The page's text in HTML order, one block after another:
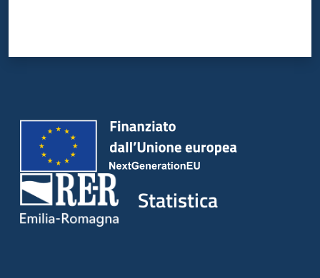
Statistica